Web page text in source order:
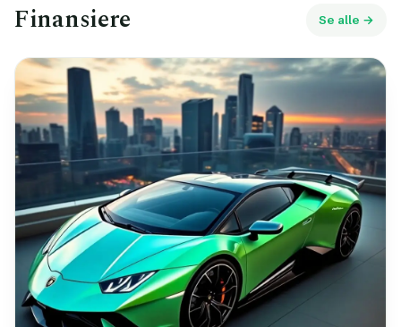
Finansiere Se alle →